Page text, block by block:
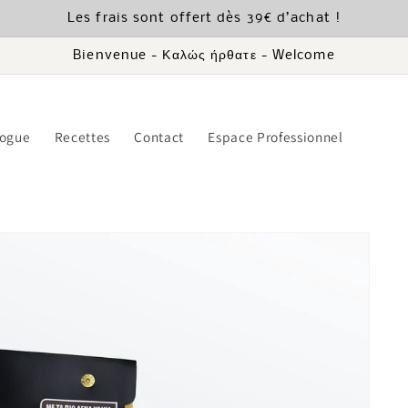
Les frais sont offert dès 39€ d’achat !
Bienvenue - Καλώς ήρθατε - Welcome
Recettes Contact Espace Professionnel